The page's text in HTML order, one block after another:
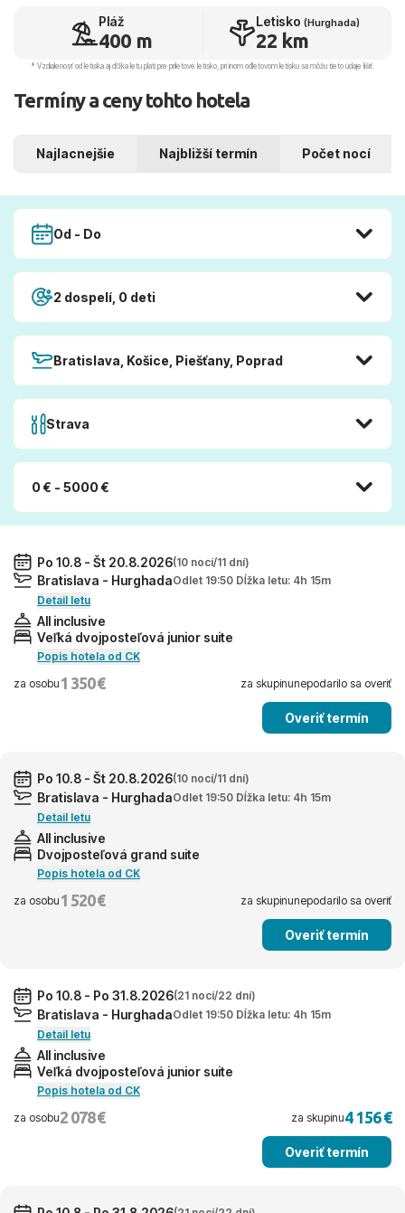
Pláž
400 m
Letisko (Hurghada)
22 km
* Vzdialenosť od letiska aj dľžka letu platí pre príletové letisko, pri inom odletovom letisku sa môžu tieto údaje líšiť.
Termíny a ceny tohto hotela
Najlacnejšie Najbližší termín Počet nocí
Od - Do
2 dospelí, 0 deti
Bratislava, Košice, Piešťany, Poprad
Strava
0 € - 5000 €
Po 10.8 - Št 20.8.2026(10 nocí/11 dní)
Bratislava - HurghadaOdlet 19:50 Dĺžka letu: 4h 15m
Detail letu
All inclusive
Veľká dvojposteľová junior suite
Popis hotela od CK
za osobu 1 350 € za skupinunepodarilo sa overiť
Overiť termín
Po 10.8 - Št 20.8.2026(10 nocí/11 dní)
Bratislava - HurghadaOdlet 19:50 Dĺžka letu: 4h 15m
Detail letu
All inclusive
Dvojposteľová grand suite
Popis hotela od CK
za osobu 1 520 € za skupinunepodarilo sa overiť
Overiť termín
Po 10.8 - Po 31.8.2026(21 nocí/22 dní)
Bratislava - HurghadaOdlet 19:50 Dĺžka letu: 4h 15m
Detail letu
All inclusive
Veľká dvojposteľová junior suite
Popis hotela od CK
za osobu2 078 € za skupinu4 156 €
Overiť termín